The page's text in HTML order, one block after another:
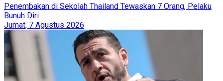
Penembakan di Sekolah Thailand Tewaskan 7 Orang, Pelaku
Bunuh Diri
Jumat, 7 Agustus 2026